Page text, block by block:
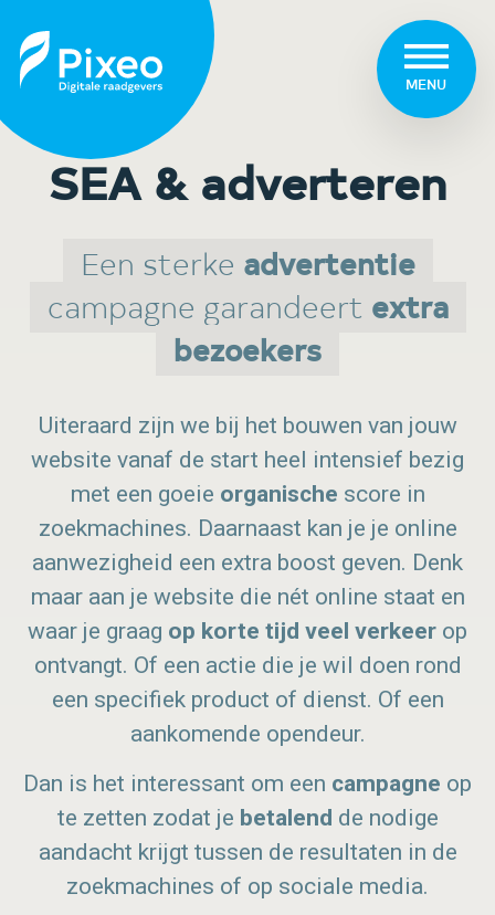
MENU
SEA & adverteren
Een sterke advertentie
campagne garandeert extra
bezoekers
Uiteraard zijn we bij het bouwen van jouw
website vanaf de start heel intensief bezig
met een goeie organische score in
zoekmachines. Daarnaast kan je je online
aanwezigheid een extra boost geven. Denk
maar aan je website die nét online staat en
waar je graag op korte tijd veel verkeer op
ontvangt. Of een actie die je wil doen rond
een specifiek product of dienst. Of een
aankomende opendeur.
Dan is het interessant om een campagne op
te zetten zodat je betalend de nodige
aandacht krijgt tussen de resultaten in de
zoekmachines of op sociale media.